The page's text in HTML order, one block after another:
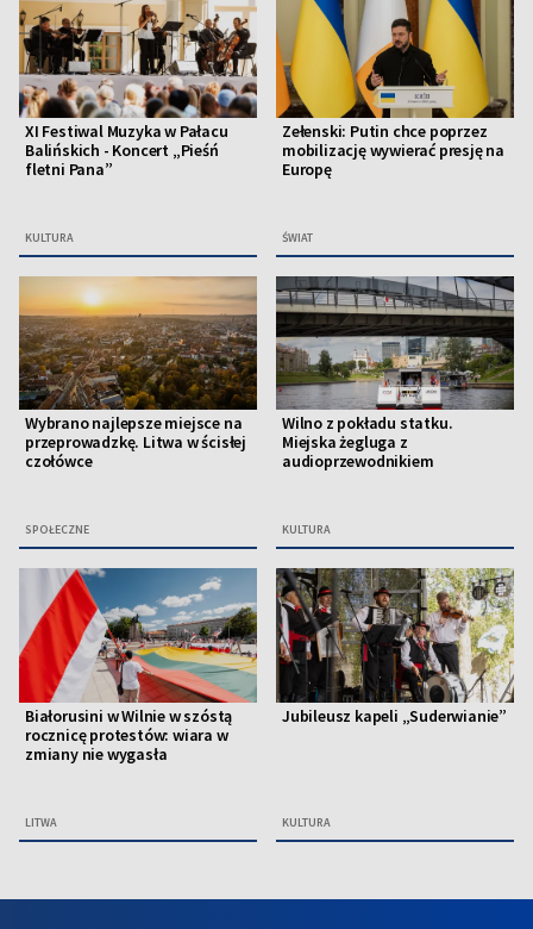
XI Festiwal Muzyka w Pałacu
Balińskich - Koncert „Pieśń
fletni Pana”
KULTURA
Zełenski: Putin chce poprzez
mobilizację wywierać presję na
Europę
ŚWIAT
Wybrano najlepsze miejsce na
przeprowadzkę. Litwa w ścisłej
czołówce
SPOŁECZNE
Wilno z pokładu statku.
Miejska żegluga z
audioprzewodnikiem
KULTURA
Białorusini w Wilnie w szóstą
rocznicę protestów: wiara w
zmiany nie wygasła
LITWA
Jubileusz kapeli „Suderwianie”
KULTURA